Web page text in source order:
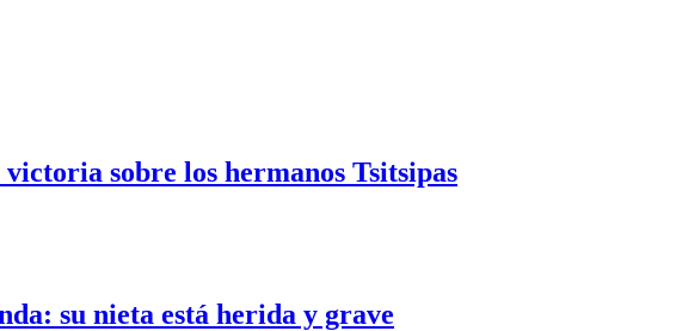
sobre los hermanos Tsitsipas
su nieta está herida y grave